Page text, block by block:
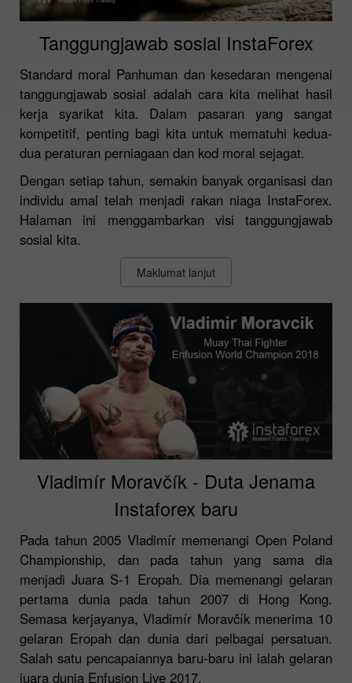
Tanggungjawab sosial InstaForex
Standard moral Panhuman dan kesedaran mengenai
tanggungjawab sosial adalah cara kita melihat hasil
kerja syarikat kita. Dalam pasaran yang sangat
kompetitif, penting bagi kita untuk mematuhi kedua-
dua peraturan perniagaan dan kod moral sejagat.
Dengan setiap tahun, semakin banyak organisasi dan
individu amal telah menjadi rakan niaga InstaForex.
Halaman ini menggambarkan visi tanggungjawab
sosial kita.
Maklumat lanjut
Vladimír Moravčík - Duta Jenama
Instaforex baru
Pada tahun 2005 Vladimír memenangi Open Poland
Championship, dan pada tahun yang sama dia
menjadi Juara S-1 Eropah. Dia memenangi gelaran
pertama dunia pada tahun 2007 di Hong Kong.
Semasa kerjayanya, Vladimír Moravčík menerima 10
gelaran Eropah dan dunia dari pelbagai persatuan.
Salah satu pencapaiannya baru-baru ini ialah gelaran
juara dunia Enfusion Live 2017.